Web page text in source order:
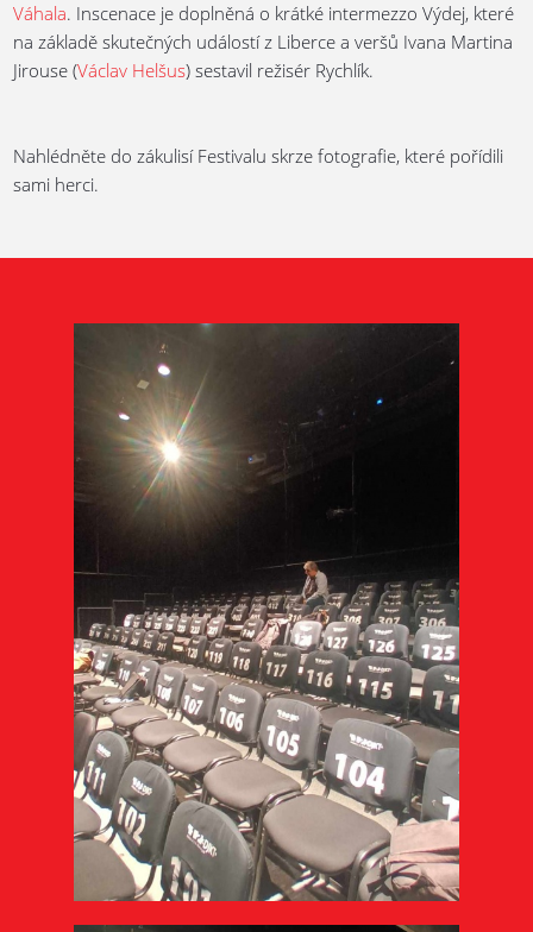
Váhala. Inscenace je doplněná o krátké intermezzo Výdej, které
na základě skutečných událostí z Liberce a veršů Ivana Martina
Jirouse (Václav Helšus) sestavil režisér Rychlík.
Nahlédněte do zákulisí Festivalu skrze fotografie, které pořídili
sami herci.